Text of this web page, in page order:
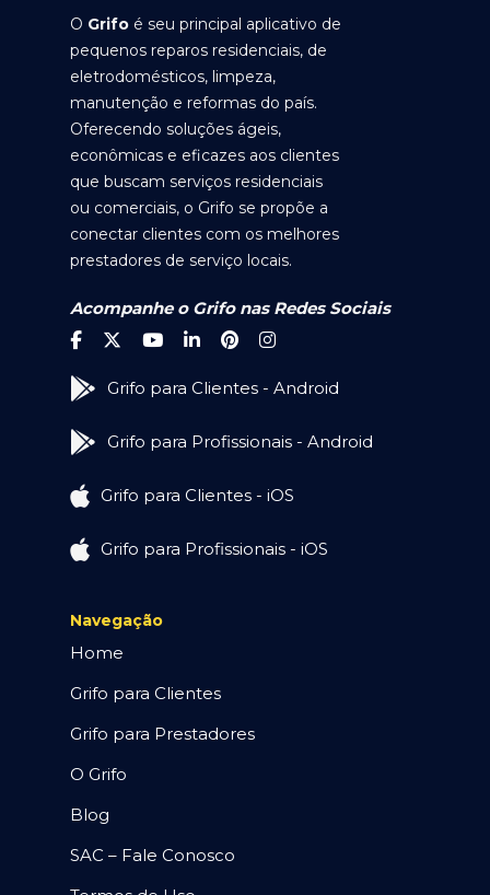
O Grifo é seu principal aplicativo de
pequenos reparos residenciais, de
eletrodomésticos, limpeza,
manutenção e reformas do país.
Oferecendo soluções ágeis,
econômicas e eficazes aos clientes
que buscam serviços residenciais
ou comerciais, o Grifo se propõe a
conectar clientes com os melhores
prestadores de serviço locais.
Acompanhe o Grifo nas Redes Sociais
Grifo para Clientes - Android
Grifo para Profissionais - Android
Grifo para Clientes - iOS
Grifo para Profissionais - iOS
Navegação
Home
Grifo para Clientes
Grifo para Prestadores
O Grifo
Blog
SAC – Fale Conosco